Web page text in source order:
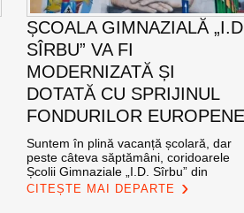
ȘCOALA GIMNAZIALĂ
SÎRBU” VA FI
MODERNIZATĂ ȘI
DOTATĂ CU SPRIJINUL
FONDURILOR
Suntem în plină vacanță școlară, dar
peste câteva săptămâni, coridoarele
Școlii Gimnaziale „I.D. Sîrbu” din
CITEȘTE MAI DEPARTE